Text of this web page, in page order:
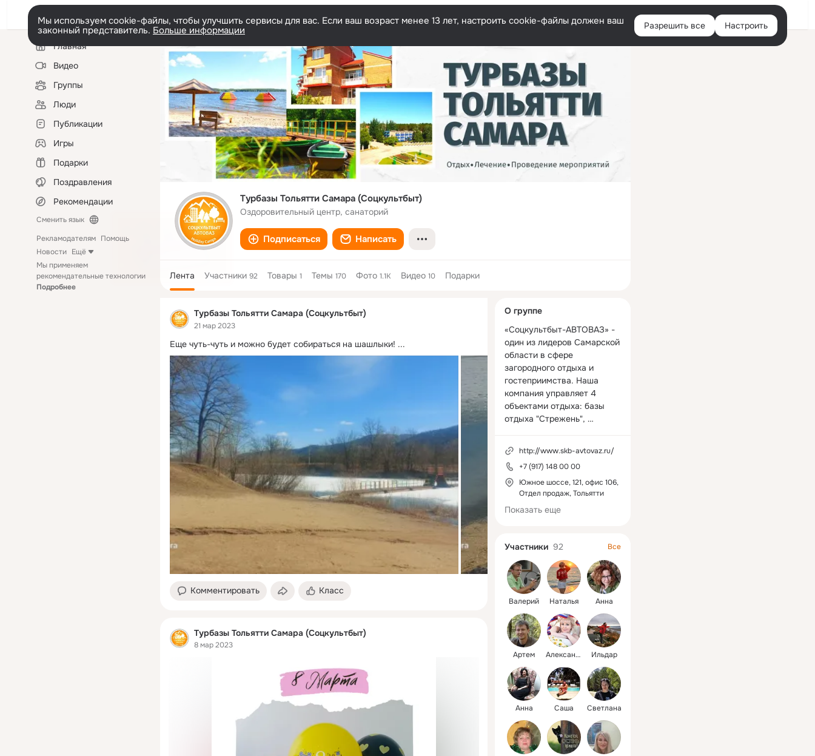
Войти
Мы используем cookie-файлы, чтобы улучшить сервисы для вас. Если ваш возраст менее 13 лет, настроить cookie-файлы должен ваш
законный представитель. Больше информации Разрешить все Настроить
Левая
колонкаГлавная
Видео
Группы
Люди
Публикации
Игры
Подарки
Поздравления
Рекомендации
Сменить язык
Рекламодателям Помощь
Новости Ещё
Мы применяем
рекомендательные технологии
Подробнее
Турбазы Тольятти Самара (Соцкультбыт)
Оздоровительный центр, санаторий
Подписаться Написать
Лента Участники 92 Товары 1 Темы 170 Фото 1.1K Видео 10 Подарки
Турбазы Тольятти Самара (Соцкультбыт)
21 мар 2023
Еще чуть-чуть и можно будет собираться на шашлыки! ...
Комментировать Класс
Турбазы Тольятти Самара (Соцкультбыт)
8 мар 2023
колонка
О группе
«Соцкультбыт-АВТОВАЗ» -
один из лидеров Самарской
области в сфере
загородного отдыха и
гостеприимства. Наша
компания управляет 4
объектами отдыха: базы
отдыха "Стрежень",
и санаторий "Алые Паруса".
Все базы отдыха
представлены в разных
стилях, каждый из которых
обладает своими
Каждый год мы принимаем
более 20 тыс. отдыхающих
и рады будем видеть Вас!
http://www.skb-avtovaz.ru/
+7 (917) 148 00 00
Южное шоссе, 121, офис 106,
Отдел продаж, Тольятти
Показать еще
Участники 92 Все
Валерий Наталья Анна
Артем Александра Ильдар
Анна Саша Светлана